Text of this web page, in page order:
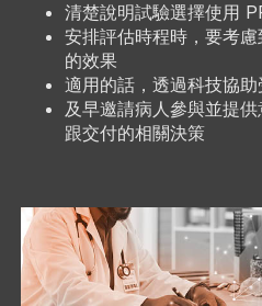
清楚說明試驗選擇使用
安排評估時程時，要考
的效果
適用的話，透過科技協
及早邀請病人參與並提
跟交付的相關決策